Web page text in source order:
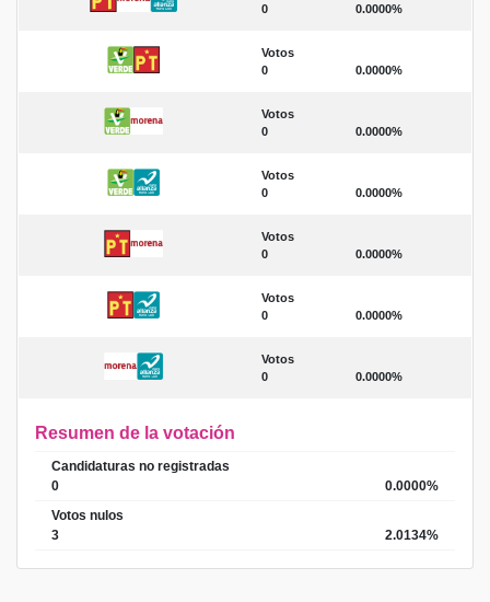
0
0.0000%
Votos
0
0.0000%
Votos
0
0.0000%
Votos
0
0.0000%
Votos
0
0.0000%
Votos
0
0.0000%
Votos
0
0.0000%
Resumen de la votación
Candidaturas no registradas
0
0.0000%
Votos nulos
3
2.0134%